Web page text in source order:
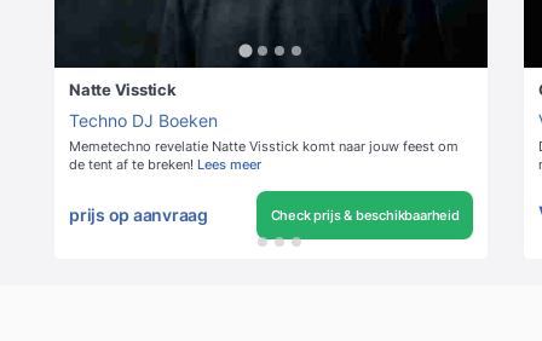
Natte Visstick
Techno DJ Boeken
Memetechno revelatie Natte Visstick komt naar jouw feest om
de tent af te breken! Lees meer
prijs op aanvraag Check prijs & beschikbaarheid